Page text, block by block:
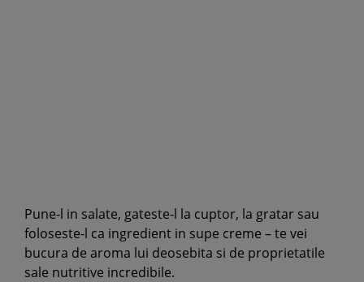
Pune-l in salate, gateste-l la cuptor, la gratar sau
foloseste-l ca ingredient in supe creme – te vei
bucura de aroma lui deosebita si de proprietatile
sale nutritive incredibile.